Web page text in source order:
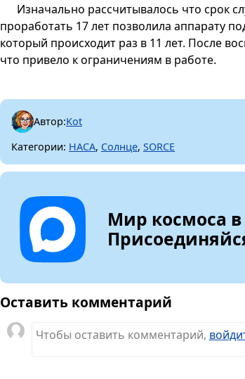
Изначально рассчитывалось что срок
проработать 17 лет позволила аппарату
который происходит раз в 11 лет. После
что привело к ограничениям в работе.
Автор:Kot
Категории: НАСА, Солнце, SORCE
Мир космоса в
Оставить комментарий
Чтобы оставить комментарий,